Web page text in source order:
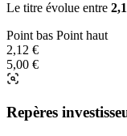
Le titre évolue entre
Point bas Point haut
2,12 €
5,00 €
Repères